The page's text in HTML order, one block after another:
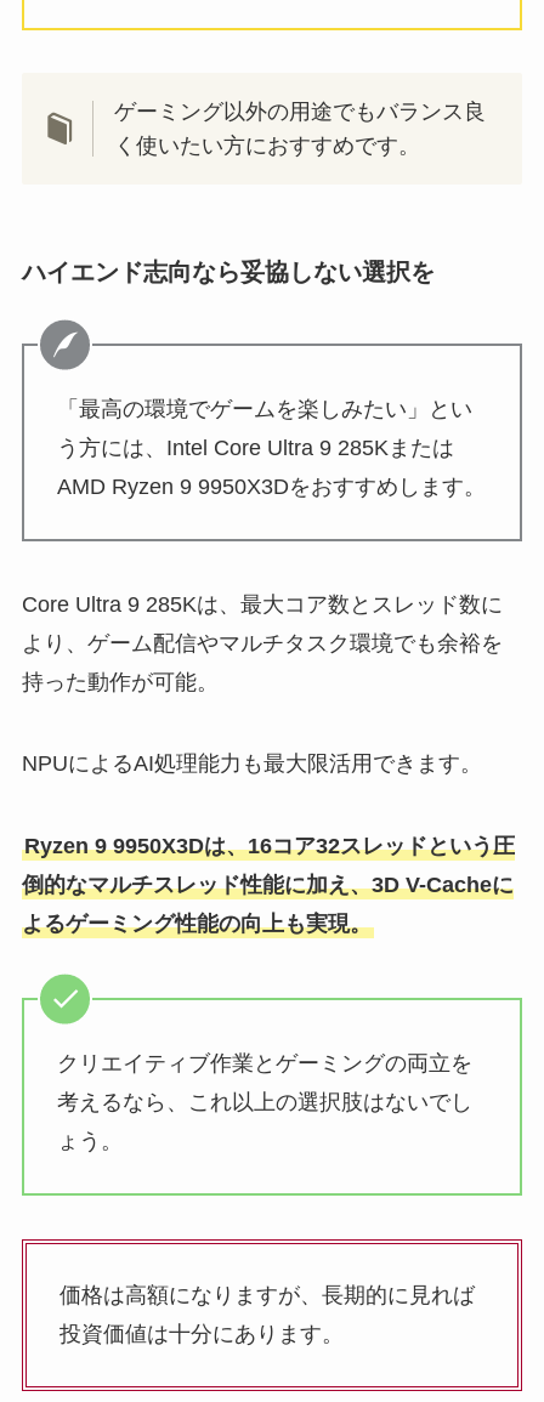
ゲーミング以外の用途でもバランス良
く使いたい方におすすめです。
ハイエンド志向なら妥協しない選択を
「最高の環境でゲームを楽しみたい」とい
う方には、Intel Core Ultra 9 285Kまたは
AMD Ryzen 9 9950X3Dをおすすめします。
Core Ultra 9 285Kは、最大コア数とスレッド数に
より、ゲーム配信やマルチタスク環境でも余裕を
持った動作が可能。
NPUによるAI処理能力も最大限活用できます。
Ryzen 9 9950X3Dは、16コア32スレッドという圧
倒的なマルチスレッド性能に加え、3D V-Cacheに
よるゲーミング性能の向上も実現。
クリエイティブ作業とゲーミングの両立を
考えるなら、これ以上の選択肢はないでし
ょう。
価格は高額になりますが、長期的に見れば
投資価値は十分にあります。